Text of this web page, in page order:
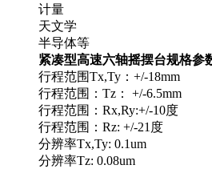
计量
天文学
半导体等
紧凑型高速六轴摇摆台规格参
行程范围Tx,Ty：+/-18mm
行程范围：Tz： +/-6.5mm
行程范围：Rx,Ry:+/-10度
行程范围：Rz: +/-21度
分辨率Tx,Ty: 0.1um
分辨率Tz: 0.08um